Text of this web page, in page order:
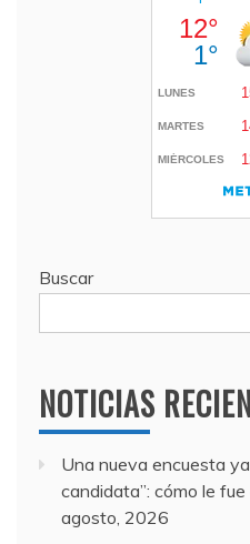
Buscar
NOTICIAS
Una nueva encuesta
candidata”: cómo le
agosto, 2026